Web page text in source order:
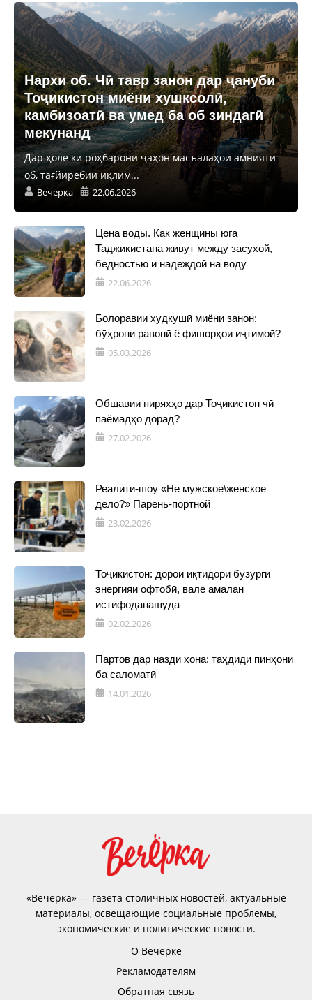
Нархи об. Чӣ тавр занон дар ҷануби
Тоҷикистон миёни хушксолӣ,
камбизоатӣ ва умед ба об зиндагӣ
мекунанд
Дар ҳоле ки роҳбарони ҷаҳон масъалаҳои амнияти
об, тағйирёбии иқлим...
Вечерка 22.06.2026
Цена воды. Как женщины юга
Таджикистана живут между засухой,
бедностью и надеждой на воду
22.06.2026
Болоравии худкушӣ миёни занон:
бӯҳрони равонӣ ё фишорҳои иҷтимоӣ?
05.03.2026
Обшавии пиряхҳо дар Тоҷикистон чӣ
паёмадҳо дорад?
27.02.2026
Реалити-шоу «Не мужское\женское
дело?» Парень-портной
23.02.2026
Тоҷикистон: дорои иқтидори бузурги
энергияи офтобӣ, вале амалан
истифоданашуда
02.02.2026
Партов дар назди хона: таҳдиди пинҳонӣ
ба саломатӣ
14.01.2026
«Вечёрка» — газета столичных новостей, актуальные
материалы, освещающие социальные проблемы,
экономические и политические новости.
О Вечёрке
Рекламодателям
Обратная связь